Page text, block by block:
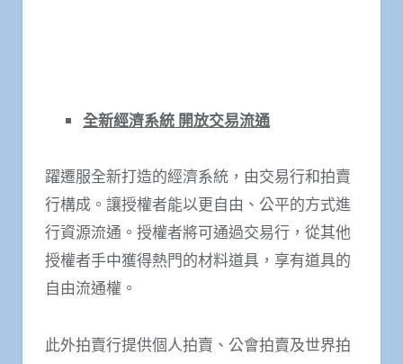
全新經濟系統 開放交易流通
躍遷服全新打造的經濟系統，由交易行和拍賣
行構成。讓授權者能以更自由、公平的方式進
行資源流通。授權者將可通過交易行，從其他
授權者手中獲得熱門的材料道具，享有道具的
自由流通權。
此外拍賣行提供個人拍賣、公會拍賣及世界拍